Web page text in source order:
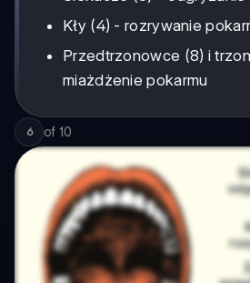
Kły (4) - rozrywanie
Przedtrzonowce (8) i
miażdżenie pokarmu
6 of 10